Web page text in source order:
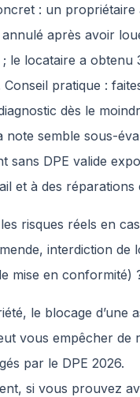
: un propriétaire
après avoir
; le locataire a obtenu
Conseil pratique :
dès le
note semble sous-
sans DPE valide
et à des réparations
risques réels en
interdiction de
mise en conformité)
le blocage d’une
vous empêcher de
par le DPE 2026.
si vous prouvez